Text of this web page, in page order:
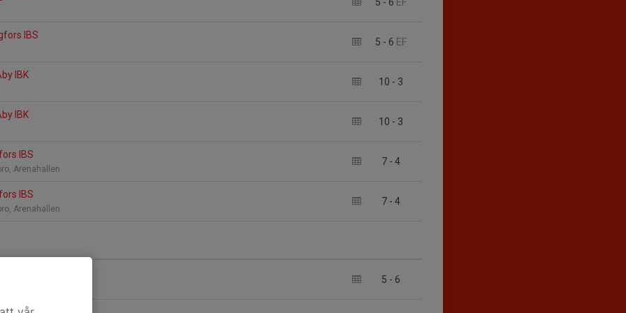
5 - 6 EF
IBS
10 - 3
IBK
10 - 3
IBK
7 - 4
IBS
Arenahallen
7 - 4
IBS
Arenahallen
5 - 6